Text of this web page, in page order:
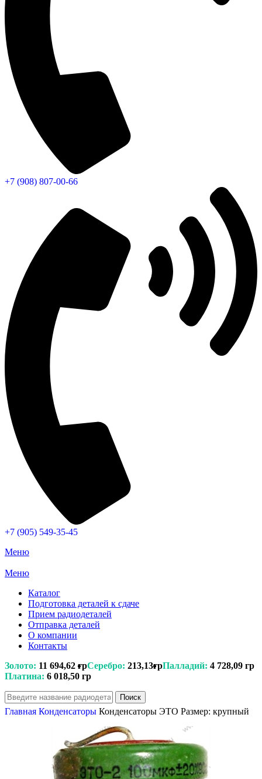
+7 (908) 807-00-66
+7 (905) 549-35-45
Меню
Меню
Каталог
Подготовка деталей к сдаче
Прием радиодеталей
Отправка деталей
О компании
Контакты
Золото: 11 694,62 грСеребро: 213,13грПалладий: 4 728,09 гр
Платина: 6 018,50 гр
Поиск
Главная Конденсаторы Конденсаторы ЭТО Размер: крупный